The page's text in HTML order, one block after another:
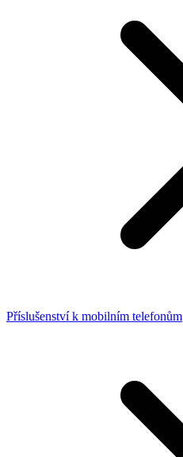
Příslušenství k mobilním telefonům